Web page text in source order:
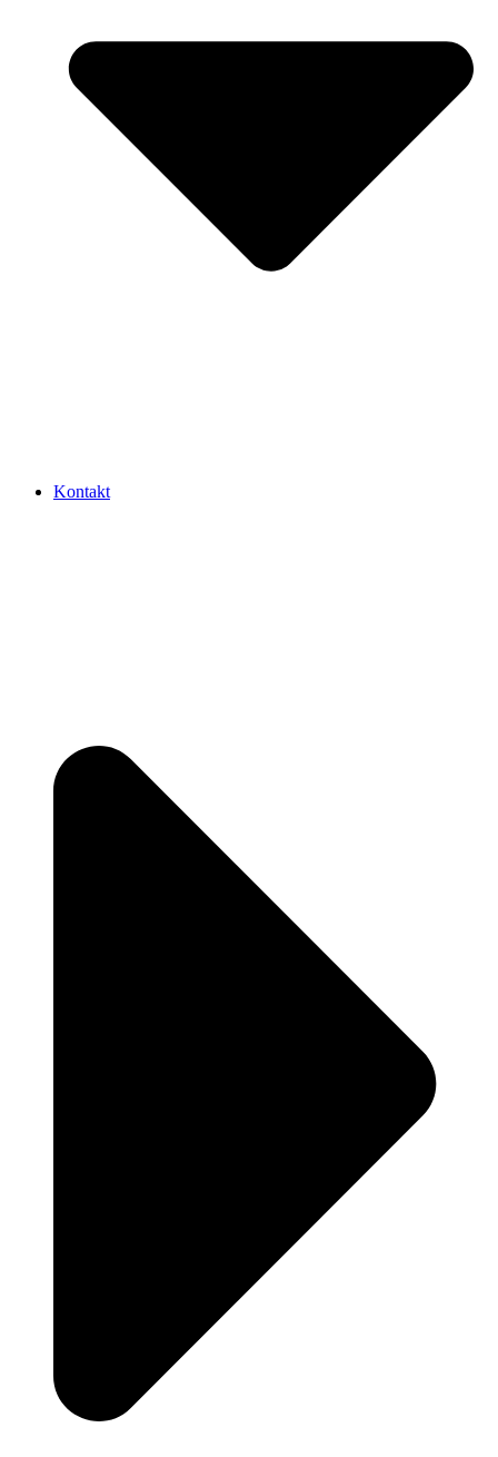
Kontakt